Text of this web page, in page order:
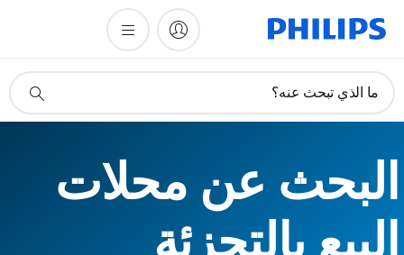
دعم
ما الذي تبحث عنه؟
البحث عن محلات
البيع بالتجزئة